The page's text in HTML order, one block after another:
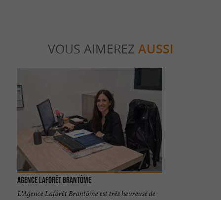
VOUS AIMEREZ AUSSI
Agence Laforêt Brantôme
L'Agence Laforêt Brantôme est très heureuse de